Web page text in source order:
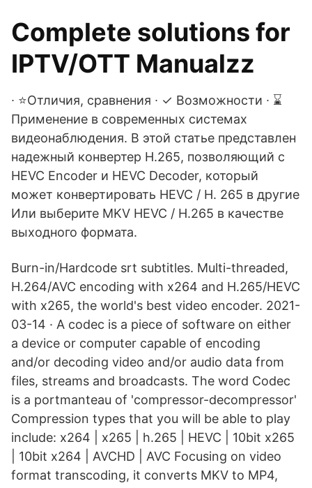
Complete solutions for
IPTV/OTT Manualzz
∙ ⭐Отличия, сравнения ∙ ✓ Возможности ∙ ⌛
Применение в современных системах
видеонаблюдения. В этой статье представлен
надежный конвертер H.265, позволяющий с
HEVC Encoder и HEVC Decoder, который
может конвертировать HEVC / H. 265 в другие
Или выберите MKV HEVC / H.265 в качестве
выходного формата.
Burn-in/Hardcode srt subtitles. Multi-threaded,
H.264/AVC encoding with x264 and H.265/HEVC
with x265, the world's best video encoder. 2021-
03-14 · A codec is a piece of software on either
a device or computer capable of encoding
and/or decoding video and/or audio data from
files, streams and broadcasts. The word Codec
is a portmanteau of 'compressor-decompressor'
Compression types that you will be able to play
include: x264 | x265 | h.265 | HEVC | 10bit x265
| 10bit x264 | AVCHD | AVC Focusing on video
format transcoding, it converts MKV to MP4,